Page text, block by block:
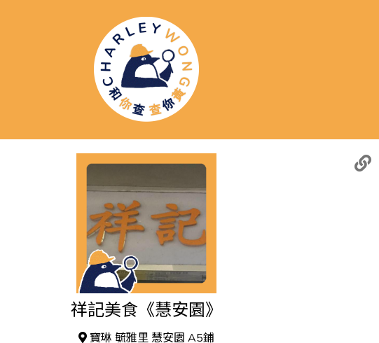
祥記美食《慧安園》
寶琳 毓雅里 慧安園 A5鋪